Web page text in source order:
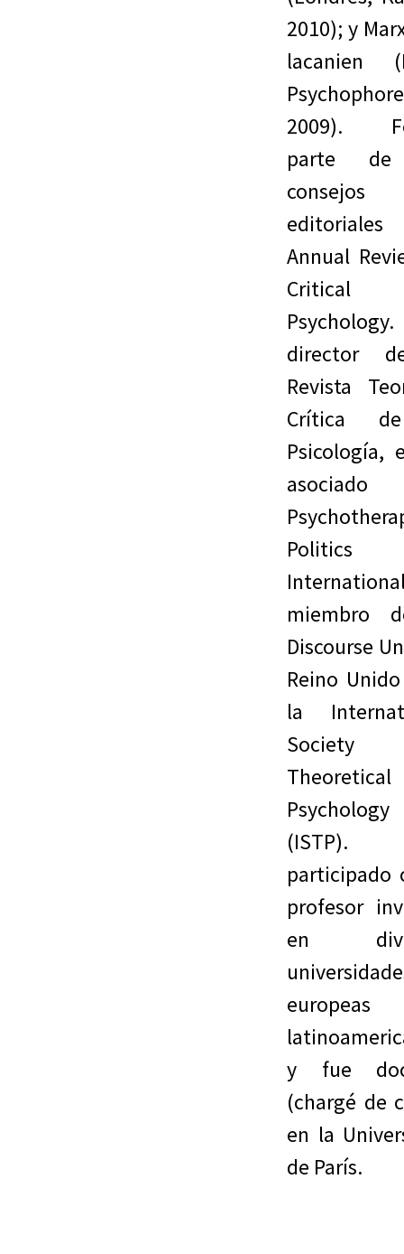
2010); y
lacanien
2009).
parte
consejos
Annual
Critical
director
Revista
Crítica
Psicología,
Politics
miembro
Discourse
Reino
la
Theoretical
Psychology
(ISTP).
participado
profesor
en
y fue
(chargé de
en la
de París.